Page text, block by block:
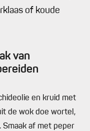
of koude
van
en kruid met
de wok doe wortel,
Smaak af met peper